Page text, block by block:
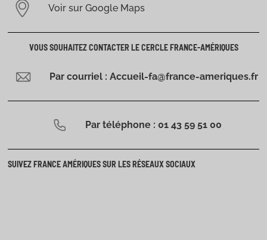
Voir sur Google Maps
VOUS SOUHAITEZ CONTACTER LE CERCLE FRANCE-AMÉRIQUES
Par courriel : Accueil-fa@france-ameriques.fr
Par téléphone : 01 43 59 51 00
SUIVEZ FRANCE AMÉRIQUES SUR LES RÉSEAUX SOCIAUX